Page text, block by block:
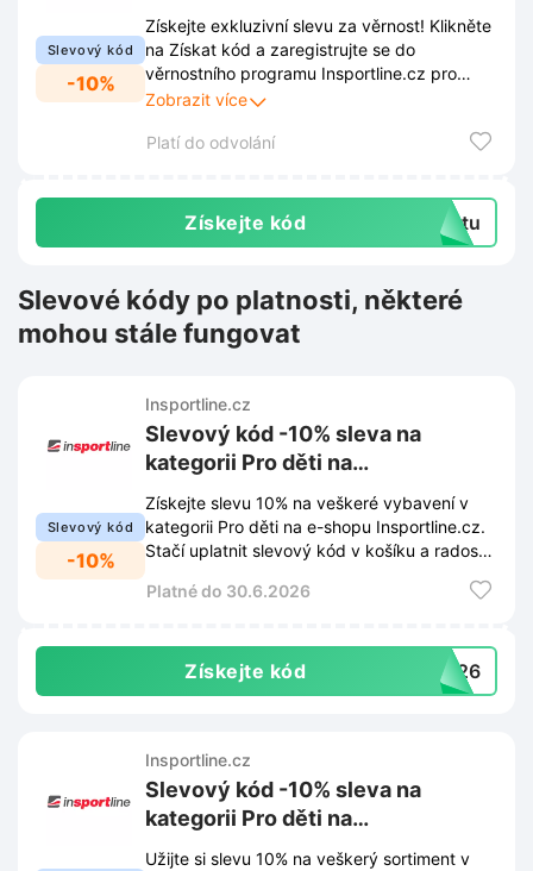
Slevový kód
-10%
Získejte exkluzivní slevu za věrnost! Klikněte
na Získat kód a zaregistrujte se do
věrnostního programu Insportline.cz pro
slevu až 10 % na další nákupy. Více informací
Zobrazit více
Platí do odvolání
Získejte kód extu
Slevové kódy po platnosti, některé
mohou stále fungovat
Slevový kód
-10%
Insportline.cz
Slevový kód -10% sleva na
kategorii Pro děti na
Insportline.cz
Získejte slevu 10% na veškeré vybavení v
kategorii Pro děti na e-shopu Insportline.cz.
Stačí uplatnit slevový kód v košíku a radost
Platné do 30.6.2026
Získejte kód ZO26
Insportline.cz
Slevový kód -10% sleva na
kategorii Pro děti na
Insportline.cz
Užijte si slevu 10% na veškerý sortiment v